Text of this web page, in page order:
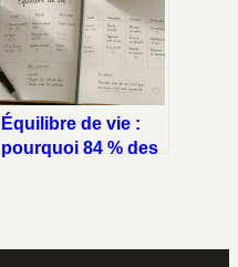
intérieur
Équilibre de vie :
pourquoi 84 % des